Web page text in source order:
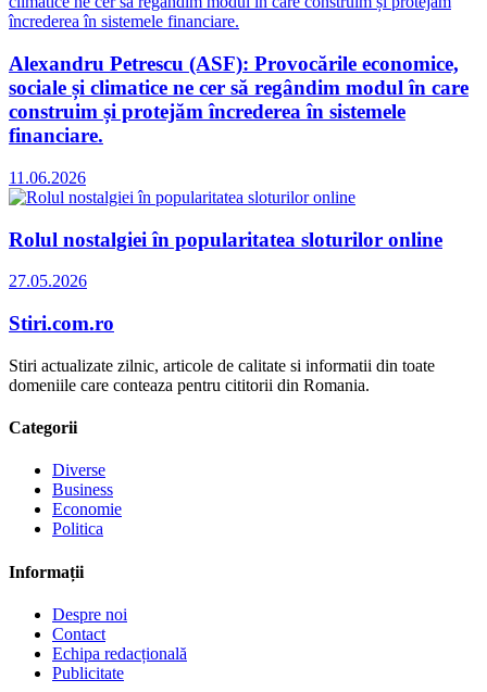
Alexandru Petrescu (ASF): Provocările economice,
sociale și climatice ne cer să regândim modul în care
construim și protejăm încrederea în sistemele
financiare.
11.06.2026
Rolul nostalgiei în popularitatea sloturilor online
27.05.2026
Stiri.com.ro
Stiri actualizate zilnic, articole de calitate si informatii din toate
domeniile care conteaza pentru cititorii din Romania.
Categorii
Diverse
Business
Economie
Politica
Informații
Despre noi
Contact
Echipa redacțională
Publicitate